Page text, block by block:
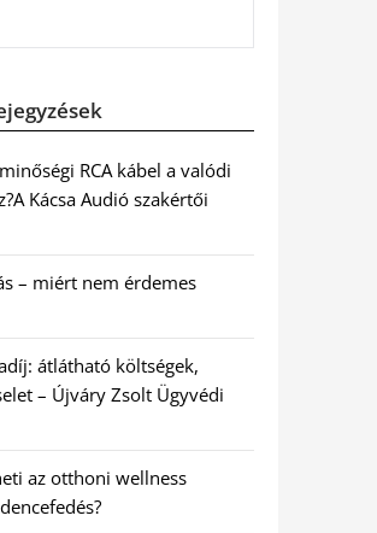
RCA kábel a valódi
Kácsa Audió szakértői
– miért nem érdemes
átlátható költségek,
– Újváry Zsolt Ügyvédi
az otthoni wellness